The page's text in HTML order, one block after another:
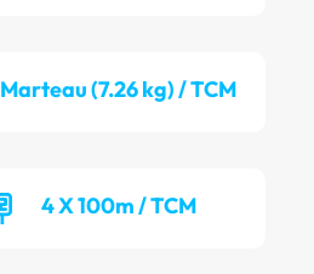
Marteau (7.26 kg) / TCM
4 X 100m / TCM